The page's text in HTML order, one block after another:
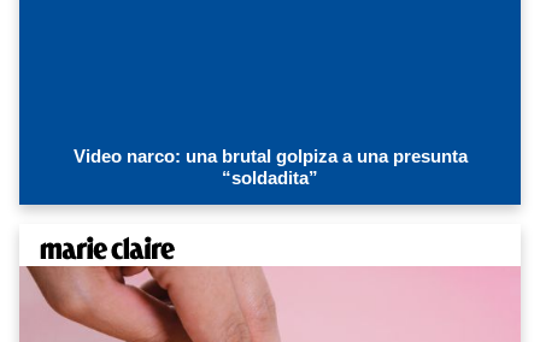
Video narco: una brutal golpiza a una presunta
“soldadita”